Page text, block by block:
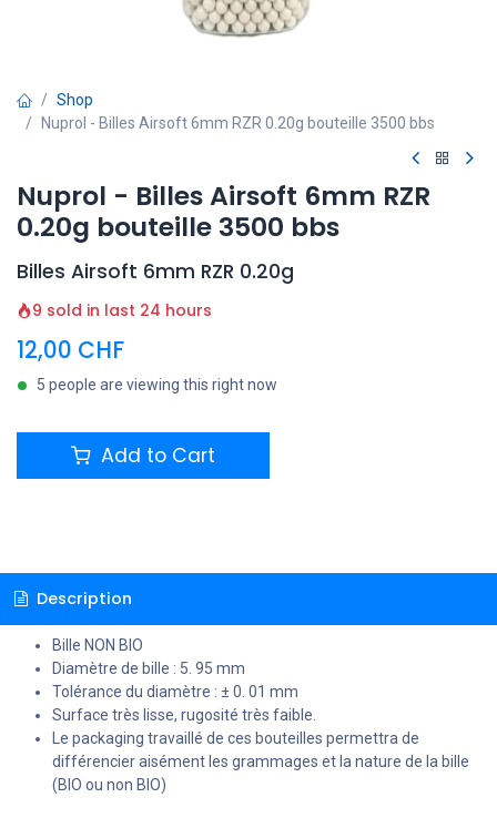
Shop
Nuprol - Billes Airsoft 6mm RZR 0.20g bouteille 3500 bbs
Nuprol - Billes Airsoft 6mm RZR
0.20g bouteille 3500 bbs
Billes Airsoft 6mm RZR 0.20g
9 sold in last 24 hours
12,00 CHF
5 people are viewing this right now
Add to Cart
Description
Bille NON BIO
Diamètre de bille : 5. 95 mm
Tolérance du diamètre : ± 0. 01 mm
Surface très lisse, rugosité très faible.
Le packaging travaillé de ces bouteilles permettra de
différencier aisément les grammages et la nature de la bille
(BIO ou non BIO)